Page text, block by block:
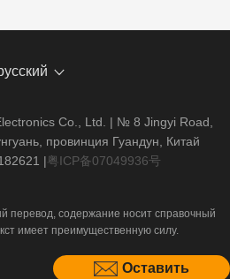
Оставить
Co., Ltd. | № 8 Jingyi Road,
провинция Гуандун, Китай
|粤ICP备07049936号
перевод, содержание носит справочный
имеет преимущественную силу.